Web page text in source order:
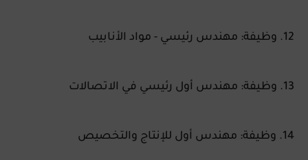
12. وظيفة: مهندس رئيسي - مواد الأنابيب
13. وظيفة: مهندس أول رئيسي في الاتصالات
14. وظيفة: مهندس أول للإنتاج والتخصيص